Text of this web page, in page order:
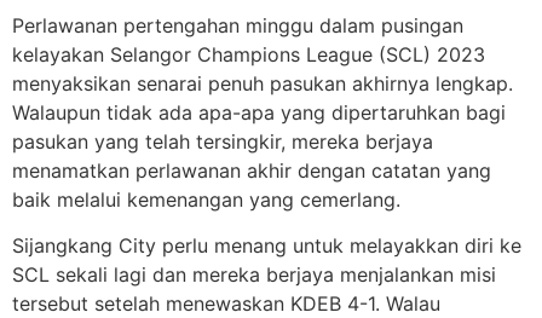
Perlawanan pertengahan minggu dalam pusingan
kelayakan Selangor Champions League (SCL) 2023
menyaksikan senarai penuh pasukan akhirnya lengkap.
Walaupun tidak ada apa-apa yang dipertaruhkan bagi
pasukan yang telah tersingkir, mereka berjaya
menamatkan perlawanan akhir dengan catatan yang
baik melalui kemenangan yang cemerlang.
Sijangkang City perlu menang untuk melayakkan diri ke
SCL sekali lagi dan mereka berjaya menjalankan misi
tersebut setelah menewaskan KDEB 4-1. Walau